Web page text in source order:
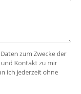
zum Zwecke der
Kontakt zu mir
ich jederzeit ohne